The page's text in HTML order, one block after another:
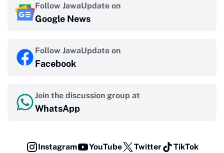
Follow JawaUpdate on
Google News
Follow JawaUpdate on
Facebook
Join the discussion group at
WhatsApp
Instagram YouTube Twitter
TikTok